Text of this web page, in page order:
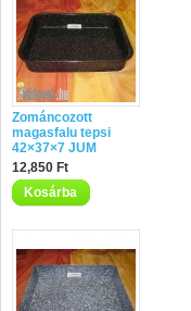
Zománcozott
magasfalu tepsi
42×37×7 JUM
12,850 Ft
Kosárba